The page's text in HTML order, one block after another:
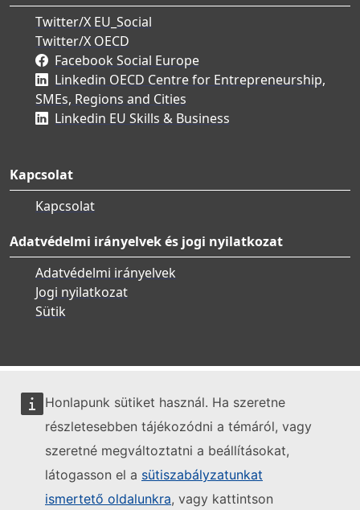
Honlapunk sütiket használ. Ha szeretne
részletesebben tájékozódni a témáról, vagy
szeretné megváltoztatni a beállításokat,
látogasson el a sütiszabályzatunkat
ismertető oldalunkra, vagy kattintson
Twitter/X EU_Social
Twitter/X OECD
Facebook Social Europe
Linkedin OECD Centre for Entrepreneurship,
SMEs, Regions and Cities
Linkedin EU Skills & Business
Kapcsolat
Kapcsolat
Adatvédelmi irányelvek és jogi nyilatkozat
Adatvédelmi irányelvek
Jogi nyilatkozat
Sütik